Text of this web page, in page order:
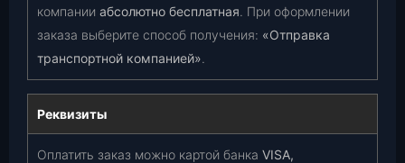
компании абсолютно бесплатная. При оформлении
заказа выберите способ получения: «Отправка
транспортной компанией».
Реквизиты
Оплатить заказ можно картой банка VISA,